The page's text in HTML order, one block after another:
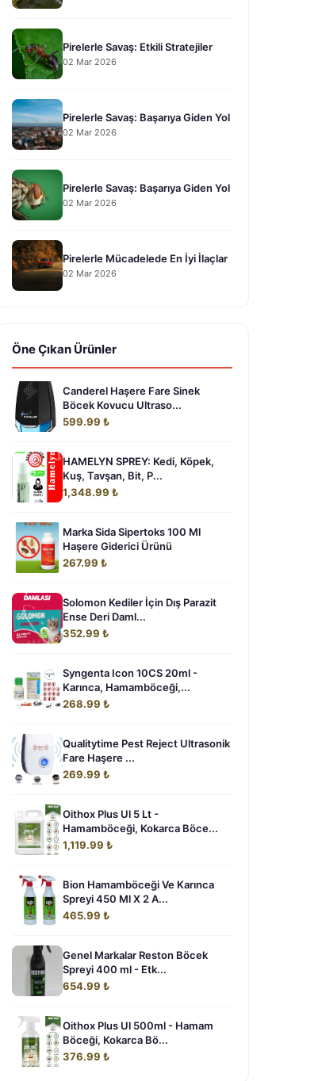
Pirelerle Savaş: Etkili Stratejiler
02 Mar 2026
Pirelerle Savaş: Başarıya Giden Yol
02 Mar 2026
Pirelerle Savaş: Başarıya Giden Yol
02 Mar 2026
Pirelerle Mücadelede En İyi İlaçlar
02 Mar 2026
Öne Çıkan Ürünler
Canderel Haşere Fare Sinek
Böcek Kovucu Ultraso...
599.99 ₺
HAMELYN SPREY: Kedi, Köpek,
Kuş, Tavşan, Bit, P...
1,348.99 ₺
Marka Sida Sipertoks 100 Ml
Haşere Giderici Ürünü
267.99 ₺
Solomon Kediler İçin Dış Parazit
Ense Deri Daml...
352.99 ₺
Syngenta Icon 10CS 20ml -
Karınca, Hamamböceği,...
268.99 ₺
Qualitytime Pest Reject Ultrasonik
Fare Haşere ...
269.99 ₺
Oithox Plus Ul 5 Lt -
Hamamböceği, Kokarca Böce...
1,119.99 ₺
Bion Hamamböceği Ve Karınca
Spreyi 450 Ml X 2 A...
465.99 ₺
Genel Markalar Reston Böcek
Spreyi 400 ml - Etk...
654.99 ₺
Oithox Plus Ul 500ml - Hamam
Böceği, Kokarca Bö...
376.99 ₺